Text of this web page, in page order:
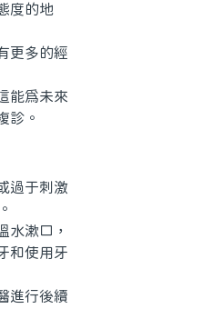
度的地
更多的經
能爲未來
診。
過于刺激
漱口，
和使用牙
進行後續